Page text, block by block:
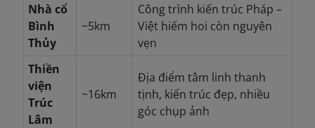
Nhà cổ
Bình
Thủy
~5km
Công trình kiến trúc Pháp –
Việt hiếm hoi còn nguyên
vẹn
Thiền
viện
Trúc
Lâm
~16km
Địa điểm tâm linh thanh
tịnh, kiến trúc đẹp, nhiều
góc chụp ảnh